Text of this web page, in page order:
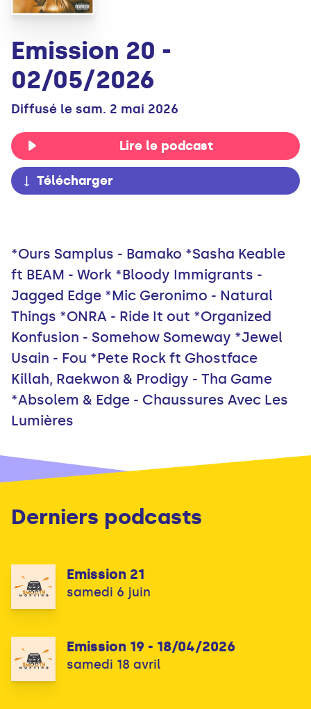
Emission 20 -
02/05/2026
Diffusé le sam. 2 mai 2026
Lire le podcast
Télécharger
*Ours Samplus - Bamako *Sasha Keable
ft BEAM - Work *Bloody Immigrants -
Jagged Edge *Mic Geronimo - Natural
Things *ONRA - Ride It out *Organized
Konfusion - Somehow Someway *Jewel
Usain - Fou *Pete Rock ft Ghostface
Killah, Raekwon & Prodigy - Tha Game
*Absolem & Edge - Chaussures Avec Les
Lumières
Derniers podcasts
Emission 21
samedi 6 juin
Emission 19 - 18/04/2026
samedi 18 avril